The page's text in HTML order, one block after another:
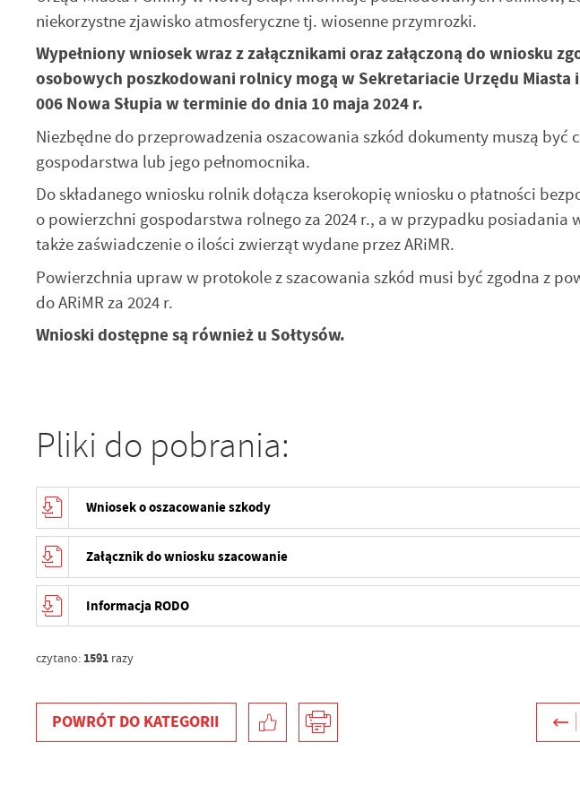
niekorzystne zjawisko atmosferyczne tj. wiosenne przymrozki.
Wypełniony wniosek wraz z załącznikami oraz załączoną do wniosku
osobowych poszkodowani rolnicy mogą w Sekretariacie Urzędu Miasta
006 Nowa Słupia w terminie do dnia 10 maja 2024 r.
Niezbędne do przeprowadzenia oszacowania szkód dokumenty muszą być
gospodarstwa lub jego pełnomocnika.
Do składanego wniosku rolnik dołącza kserokopię wniosku o płatności
o powierzchni gospodarstwa rolnego za 2024 r., a w przypadku posiadania
także zaświadczenie o ilości zwierząt wydane przez ARiMR.
Powierzchnia upraw w protokole z szacowania szkód musi być zgodna z
do ARiMR za 2024 r.
Wnioski dostępne są również u Sołtysów.
Pliki do pobrania:
Wniosek o oszacowanie szkody
Załącznik do wniosku szacowanie
Informacja RODO
czytano: 1591razy
POWRÓT DO KATEGORII
Ustawienia
Szanujemy Twoją prywatność.
Niezbędne pliki cookies służą do